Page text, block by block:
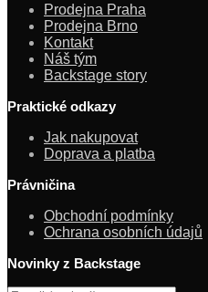
Prodejna Praha
Prodejna Brno
Kontakt
Náš tým
Backstage story
Praktické odkazy
Jak nakupovat
Doprava a platba
Právničina
Obchodní podmínky
Ochrana osobních údajů
Novinky z Backstage